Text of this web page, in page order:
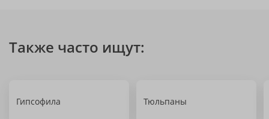
Также часто ищут:
Гипсофила Тюльпаны